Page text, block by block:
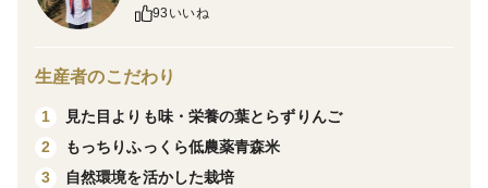
を集めている希少品種です。
入ります。
93いいね
生産者のこだわり
1
見た目よりも味・栄養の葉とらずりんご
2
もっちりふっくら低農薬青森米
3
自然環境を活かした栽培